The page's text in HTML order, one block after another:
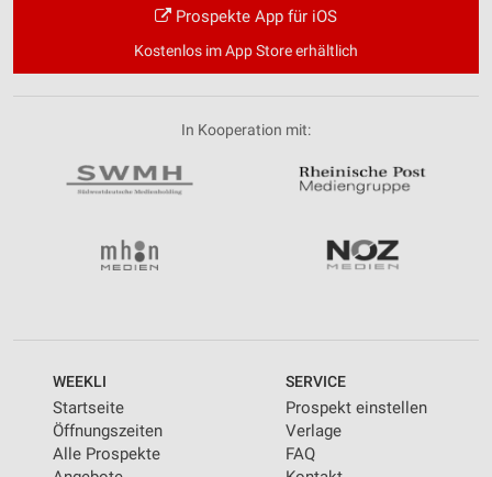
Prospekte App für iOS
Kostenlos im App Store erhältlich
In Kooperation mit:
WEEKLI
Startseite
Öffnungszeiten
Alle Prospekte
SERVICE
Prospekt einstellen
Verlage
FAQ